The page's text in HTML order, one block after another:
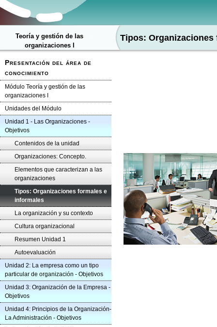
Teoría y gestión de las
organizaciones I
Presentación del área de
conocimiento
Módulo Teoría y gestión de las
organizaciones I
Unidades del Módulo
Unidad 1 - Las Organizaciones -
Objetivos
Contenidos de la unidad
Organizaciones: Concepto.
Elementos que caracterizan a las
organizaciones
Tipos: Organizaciones formales e
informales
La organización y su contexto
Cultura organizacional
Resumen Unidad 1
Autoevaluación
Unidad 2: La empresa como un tipo
particular de organización - Objetivos
Unidad 3: Organización de la Empresa -
Objetivos
Unidad 4: Principios de la Organización-
La Administración - Objetivos
Tipos: